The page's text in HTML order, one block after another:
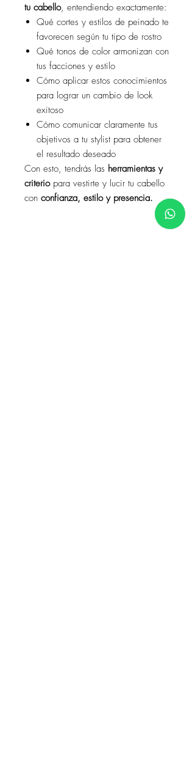
tu cabello, entendiendo exactamente:
Qué cortes y estilos de peinado te
favorecen según tu tipo de rostro
Qué tonos de color armonizan con
tus facciones y estilo
Cómo aplicar estos conocimientos
para lograr un cambio de look
exitoso
Cómo comunicar claramente tus
objetivos a tu stylist para obtener
el resultado deseado
Con esto, tendrás las herramientas y
criteriopara vestirte y lucir tu cabello
con confianza, estilo y presencia.